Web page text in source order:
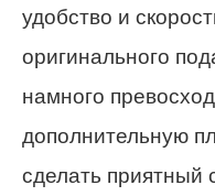
удобство и
оригинального
намного
дополнительную
сделать приятный